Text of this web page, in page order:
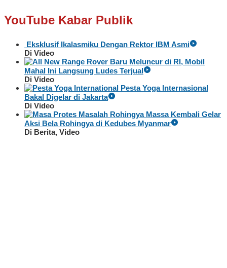
YouTube Kabar Publik
Eksklusif Ikalasmiku Dengan Rektor IBM Asmi
Di Video
Baru Meluncur di RI, Mobil
Mahal Ini Langsung Ludes Terjual
Di Video
Pesta Yoga Internasional
Bakal Digelar di Jakarta
Di Video
Massa Kembali Gelar
Aksi Bela Rohingya di Kedubes Myanmar
Di Berita, Video